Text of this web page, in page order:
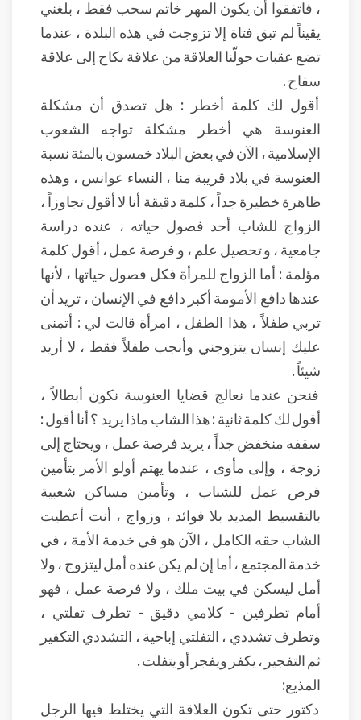
، فاتفقوا أن يكون المهر خاتم سحب فقط ، بلغني
يقيناً لم تبق فتاة إلا تزوجت في هذه البلدة ، عندما
تضع عقبات حولّنا العلاقة من علاقة نكاح إلى علاقة
سفاح .
أقول لك كلمة أخطر : هل تصدق أن مشكلة
العنوسة هي أخطر مشكلة تواجه الشعوب
الإسلامية ، الآن في بعض البلاد خمسون بالمئة نسبة
العنوسة في بلاد قريبة منا ، النساء عوانس ، وهذه
ظاهرة خطيرة جداً ، كلمة دقيقة أنا لا أقول تجاوزاً ،
الزواج للشاب أحد فصول حياته ، عنده دراسة
جامعية ، و تحصيل علم ، و فرصة عمل ، أقول كلمة
مؤلمة : أما الزواج للمرأة فكل فصول حياتها ، لأنها
عندها دافع الأمومة أكبر دافع في الإنسان ، تريد أن
تربي طفلاً ، هذا الطفل ، امرأة قالت لي : أتمنى
عليك إنسان يتزوجني وأنجب طفلاً فقط ، لا أريد
شيئاً .
فنحن عندما نعالج قضايا العنوسة نكون أبطالاً ،
أقول لك كلمة ثانية : هذا الشاب ماذا يريد ؟ أنا أقول :
سقفه منخفض جداً ، يريد فرصة عمل ، ويحتاج إلى
زوجة ، وإلى مأوى ، عندما يهتم أولو الأمر بتأمين
فرص عمل للشباب ، وتأمين مساكن شعبية
بالتقسيط المديد بلا فوائد ، وزواج ، أنت أعطيت
الشاب حقه الكامل ، الآن هو في خدمة الأمة ، في
خدمة المجتمع ، أما إن لم يكن عنده أمل ليتزوج ، ولا
أمل ليسكن في بيت ملك ، ولا فرصة عمل ، فهو
أمام تطرفين - كلامي دقيق - تطرف تفلتي ،
وتطرف تشددي ، التفلتي إباحية ، التشددي التكفير
ثم التفجير ، يكفر ويفجر أو يتفلت .
المذيع:
دكتور حتى تكون العلاقة التي يختلط فيها الرجل